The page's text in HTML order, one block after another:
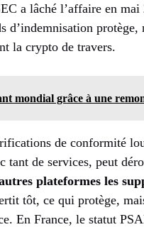
a lâché l’affaire en
d’indemnisation
la crypto de travers.
mondial grâce à une
de conformité
de services, peut
plateformes les
tôt, ce qui protège,
En France, le statut